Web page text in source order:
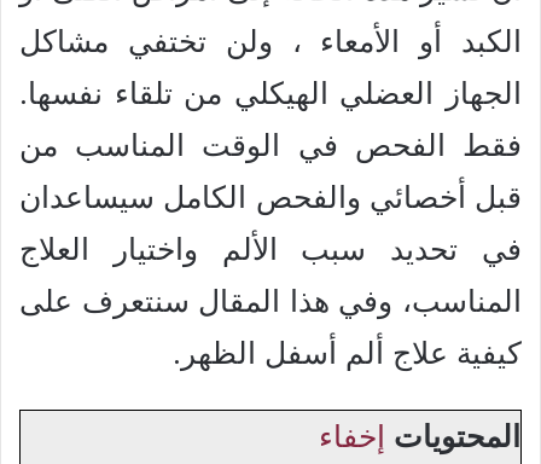
الكبد أو الأمعاء ، ولن تختفي مشاكل
الجهاز العضلي الهيكلي من تلقاء نفسها.
فقط الفحص في الوقت المناسب من
قبل أخصائي والفحص الكامل سيساعدان
في تحديد سبب الألم واختيار العلاج
المناسب، وفي هذا المقال سنتعرف على
كيفية علاج ألم أسفل الظهر.
المحتويات إخفاء